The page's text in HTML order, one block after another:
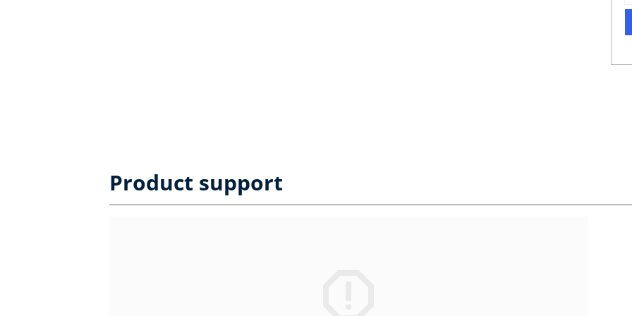
Product support